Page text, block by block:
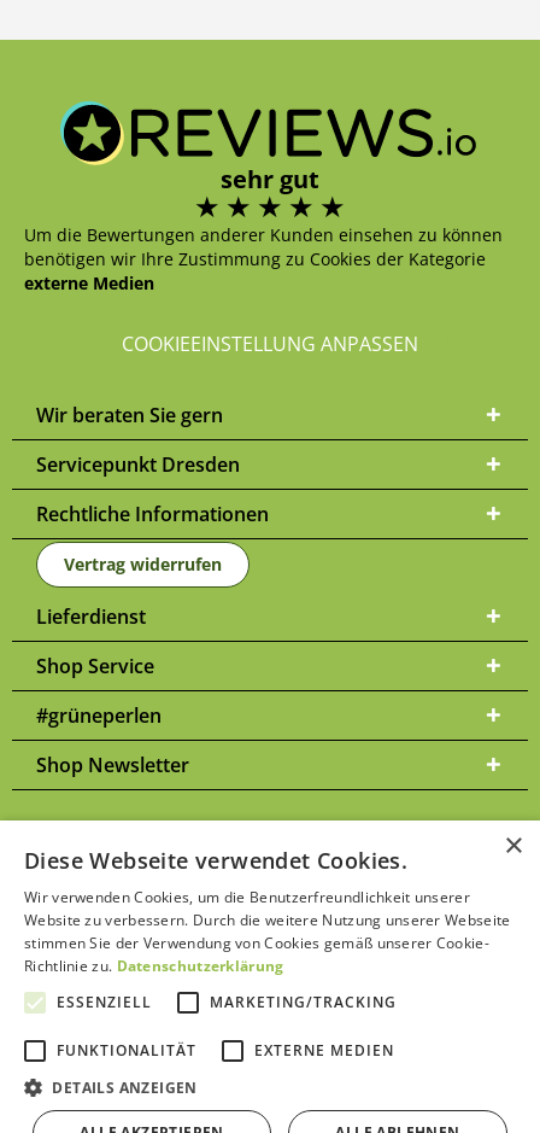
sehr gut
Um die Bewertungen anderer Kunden einsehen zu können
benötigen wir Ihre Zustimmung zu Cookies der Kategorie
externe Medien
COOKIEEINSTELLUNG ANPASSEN
Wir beraten Sie gern
Servicepunkt Dresden
Rechtliche Informationen
Vertrag widerrufen
Lieferdienst
Shop Service
#grüneperlen
Shop Newsletter
* Alle Preise inkl. gesetzl. Mehrwertsteuer zzgl. Versandkosten
ggf. Nachnahmegebühren, wenn nicht anders beschrieben | Bitte
beachten Sie unsereDatenschutzerklärung
×
Diese Webseite verwendet Cookies.
Wir verwenden Cookies, um die Benutzerfreundlichkeit unserer
Website zu verbessern. Durch die weitere Nutzung unserer Webseite
stimmen Sie der Verwendung von Cookies gemäß unserer Cookie-
Richtlinie zu. Datenschutzerklärung
ESSENZIELL
MARKETING/TRACKING
FUNKTIONALITÄT
EXTERNE MEDIEN
DETAILS ANZEIGEN